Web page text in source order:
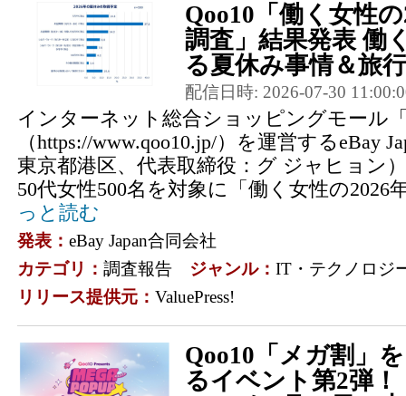
Qoo10「働く女性
調査」結果発表 働
る夏休み事情＆旅
配信日時: 2026-07-30
インターネット総合ショッピングモール
（https://www.qoo10.jp/）を運営するeBay
東京都港区、代表取締役：グ ジャヒョン
50代女性500名を対象に「働く女性の2026
っと読む
発表： eBay Japan合同会社
カテゴリ： 調査報告 ジャンル： IT・テクノロジ
リリース提供元： ValuePress!
Qoo10「メガ割」
るイベント第2弾！